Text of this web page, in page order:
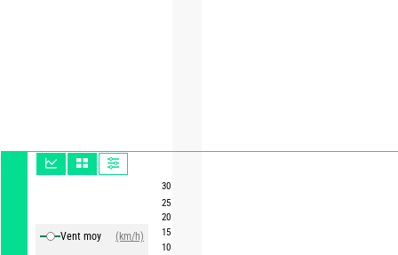
Vent moy
(km/h)
30
25
20
15
10